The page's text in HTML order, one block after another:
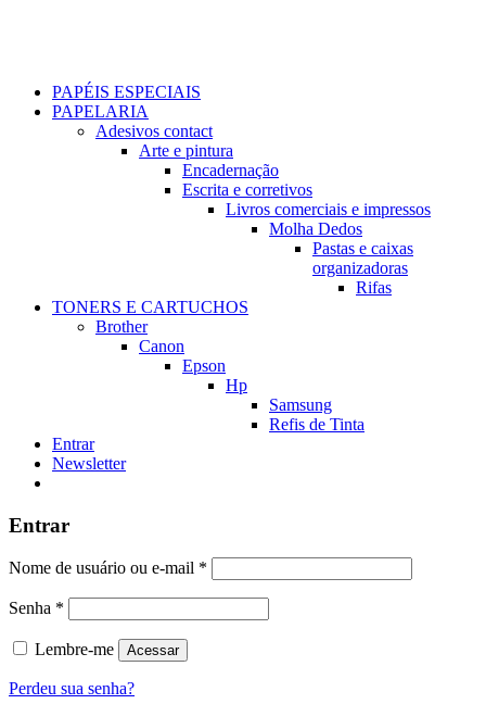
PAPÉIS ESPECIAIS
PAPELARIA
Adesivos contact
Arte e pintura
Encadernação
Escrita e corretivos
Livros comerciais e impressos
Molha Dedos
Pastas e caixas
organizadoras
Rifas
TONERS E CARTUCHOS
Brother
Canon
Epson
Hp
Samsung
Refis de Tinta
Entrar
Newsletter
Entrar
Nome de usuário ou e-mail *
Senha *
Lembre-me Acessar
Perdeu sua senha?